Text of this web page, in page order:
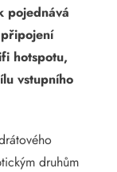
pojednává
hotspotu,
vstupního
druhům